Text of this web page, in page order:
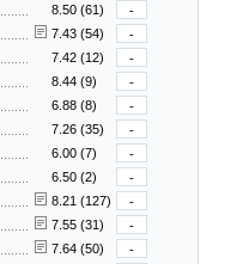
8.50 (61)
-
7.43 (54)
-
7.42 (12)
-
8.44 (9)
-
6.88 (8)
-
7.26 (35)
-
6.00 (7)
-
6.50 (2)
-
8.21 (127)
-
7.55 (31)
-
7.64 (50)
-